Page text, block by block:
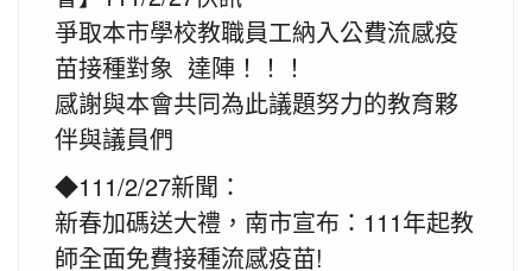
爭取本市學校教職員工納入公費流感疫
苗接種對象 達陣！！！
感謝與本會共同為此議題努力的教育夥
伴與議員們
◆111/2/27新聞：
新春加碼送大禮，南市宣布：111年起教
師全面免費接種流感疫苗!